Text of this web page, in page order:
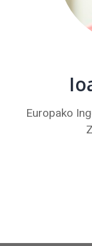
Europako